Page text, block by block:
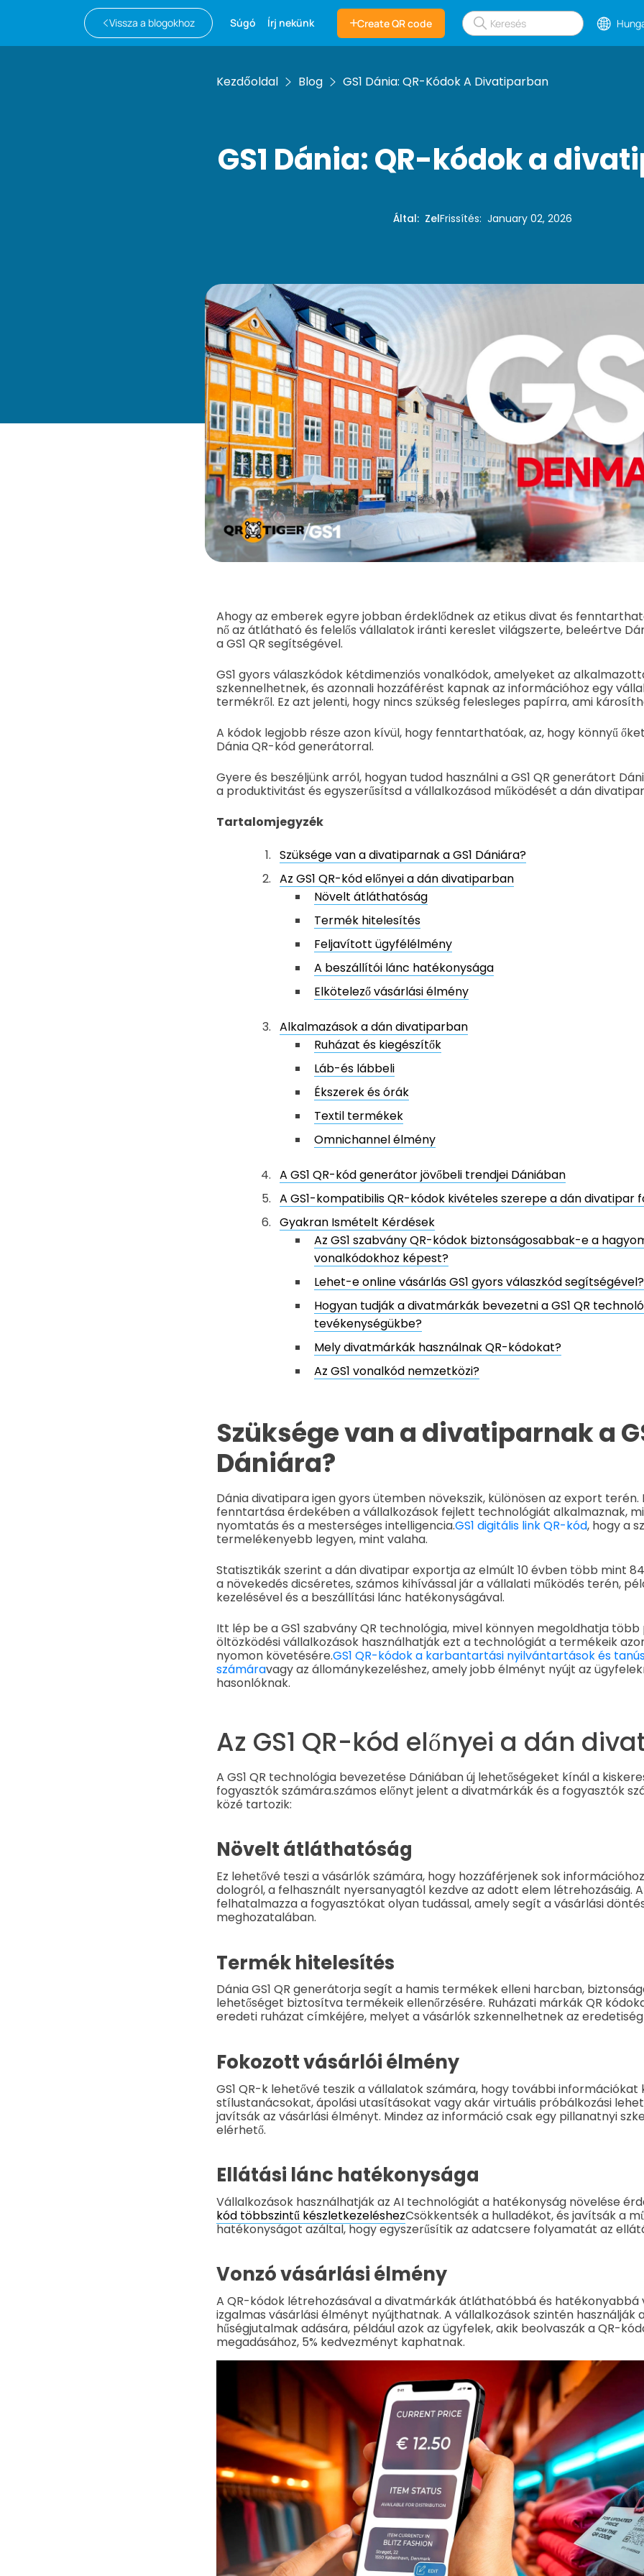
Vissza a blogokhoz Súgó Írj nekünk Create QR code
Kezdőoldal Blog GS1 Dánia: QR-Kódok A Divatiparban
GS1 Dánia: QR-kódok a
Által: ZelFrissítés:January 02, 2026
Ahogy az emberek egyre jobban érdeklődnek az etikus divat és
nő az átlátható és felelős vállalatok iránti kereslet világszerte, beleértve
a GS1 QR segítségével.
GS1 gyors válaszkódok kétdimenziós vonalkódok, amelyeket az
szkennelhetnek, és azonnali hozzáférést kapnak az információhoz egy
termékről. Ez azt jelenti, hogy nincs szükség felesleges papírra, ami
A kódok legjobb része azon kívül, hogy fenntarthatóak, az, hogy könnyű
Dánia QR-kód generátorral.
Gyere és beszéljünk arról, hogyan tudod használni a GS1 QR generátort
a produktivitást és egyszerűsítsd a vállalkozásod működését a dán
Tartalomjegyzék
Szüksége van a divatiparnak a GS1 Dániára?
Az GS1 QR-kód előnyei a dán divatiparban
Növelt átláthatóság
Termék hitelesítés
Feljavított ügyfélélmény
A beszállítói lánc hatékonysága
Elkötelező vásárlási élmény
Alkalmazások a dán divatiparban
Ruházat és kiegészítők
Láb-és lábbeli
Ékszerek és órák
Textil termékek
Omnichannel élmény
A GS1 QR-kód generátor jövőbeli trendjei Dániában
A GS1-kompatibilis QR-kódok kivételes szerepe a dán divatipar
Gyakran Ismételt Kérdések
Az GS1 szabvány QR-kódok biztonságosabbak-e a
vonalkódokhoz képest?
Lehet-e online vásárlás GS1 gyors válaszkód segítségével?
Hogyan tudják a divatmárkák bevezetni a GS1 QR
tevékenységükbe?
Mely divatmárkák használnak QR-kódokat?
Az GS1 vonalkód nemzetközi?
Szüksége van a divatiparnak a
Dániára?
Dánia divatipara igen gyors ütemben növekszik, különösen az export terén.
fenntartása érdekében a vállalkozások fejlett technológiát alkalmaznak,
nyomtatás és a mesterséges intelligencia.GS1 digitális link QR-kód, hogy a
termelékenyebb legyen, mint valaha.
Statisztikák szerint a dán divatipar exportja az elmúlt 10 évben több mint
a növekedés dicséretes, számos kihívással jár a vállalati működés terén,
kezelésével és a beszállítási lánc hatékonyságával.
Itt lép be a GS1 szabvány QR technológia, mivel könnyen megoldhatja
öltözködési vállalkozások használhatják ezt a technológiát a termékeik
nyomon követésére.GS1 QR-kódok a karbantartási nyilvántartások és
számáravagy az állománykezeléshez, amely jobb élményt nyújt az
hasonlóknak.
Az GS1 QR-kód előnyei a dán
A GS1 QR technológia bevezetése Dániában új lehetőségeket kínál a
fogyasztók számára.számos előnyt jelent a divatmárkák és a fogyasztók
közé tartozik:
Növelt átláthatóság
Ez lehetővé teszi a vásárlók számára, hogy hozzáférjenek sok
dologról, a felhasznált nyersanyagtól kezdve az adott elem létrehozásáig.
felhatalmazza a fogyasztókat olyan tudással, amely segít a vásárlási
meghozatalában.
Termék hitelesítés
Dánia GS1 QR generátorja segít a hamis termékek elleni harcban,
lehetőséget biztosítva termékeik ellenőrzésére. Ruházati márkák QR
eredeti ruházat címkéjére, melyet a vásárlók szkennelhetnek az
Fokozott vásárlói élmény
GS1 QR-k lehetővé teszik a vállalatok számára, hogy további információkat
stílustanácsokat, ápolási utasításokat vagy akár virtuális próbálkozási
javítsák az vásárlási élményt. Mindez az információ csak egy pillanatnyi
elérhető.
Ellátási lánc hatékonysága
Vállalkozások használhatják az AI technológiát a hatékonyság növelése
kód többszintű készletkezeléshezCsökkentsék a hulladékot, és javítsák a
hatékonyságot azáltal, hogy egyszerűsítik az adatcsere folyamatát az
Vonzó vásárlási élmény
A QR-kódok létrehozásával a divatmárkák átláthatóbbá és hatékonyabbá
izgalmas vásárlási élményt nyújthatnak. A vállalkozások szintén használják
hűségjutalmak adására, például azok az ügyfelek, akik beolvaszák a QR-
megadásához, 5% kedvezményt kaphatnak.